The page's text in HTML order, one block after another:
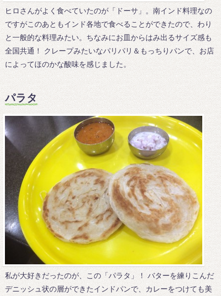
ヒロさんがよく食べていたのが「ドーサ」。南インド料理なの
ですがこのあともインド各地で食べることができたので、わり
と一般的な料理みたい。ちなみにお皿からはみ出るサイズ感も
全国共通！ クレープみたいなパリパリ＆もっちりパンで、お店
によってほのかな酸味を感じました。
パラタ
私が大好きだったのが、この「パラタ」！ バターを練りこんだ
デニッシュ状の層ができたインドパンで、カレーをつけても美